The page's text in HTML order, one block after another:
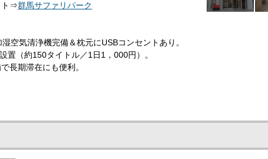
ト⇒群馬サファリパーク
空気清浄機完備＆枕元にUSBコンセントあり。
置（約150タイトル／1日1，000円）。
長期滞在にも便利。